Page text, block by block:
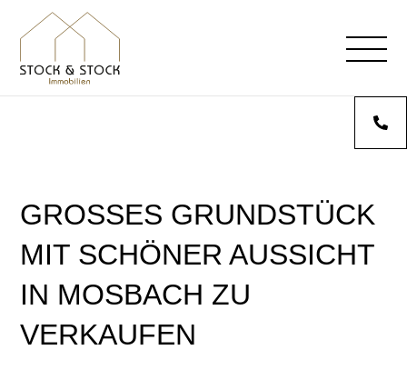
GROSSES GRUNDSTÜCK M
IT SCHÖNER AUSSICHT I
N MOSBACH ZU V
ERKAUFEN